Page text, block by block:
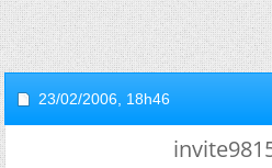
23/02/2006, 18h46